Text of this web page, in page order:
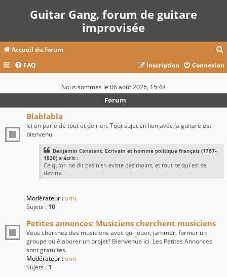
Guitar Gang, forum de guitare
improvisée
Accueil du forum
c
FAQ Connexion
Inscription
Nous sommes le 06 août 2026, 15:48
Forum
Blablabla
Ici on parle de tout et de rien. Tout sujet en lien avec la guitare est
bienvenu.
Benjamin Constant, Ecrivain et homme politique français (1767-
1830) a écrit :
Ce qu'on ne dit pas n'en existe pas moins, et tout ce qui est se
devine.
Modérateur :orni
Sujets : 10
Petites annonces: Musiciens cherchent musiciens
Vous cherchez des musiciens avec qui jouer, jammer, former un
groupe ou élaborer un projet? Bienvenue ici. Les Petites Annonces
sont gratuites.
Modérateur :orni
Sujets : 1